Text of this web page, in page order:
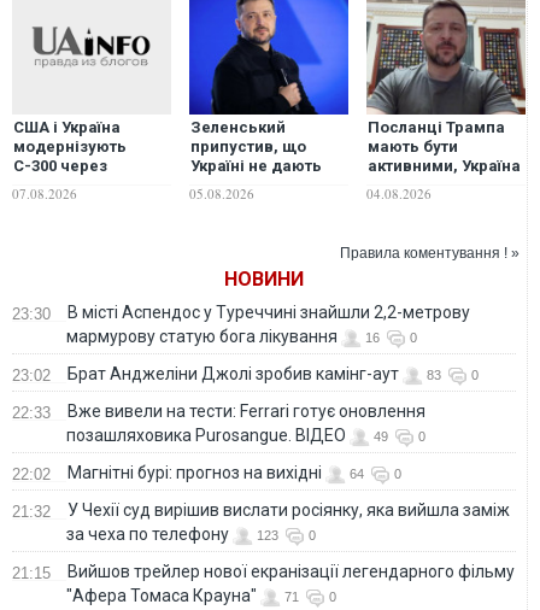
США і Україна
модернізують
С-300 через
Patriot, - ЗМІ
07.08.2026
Зеленський
припустив, що
Україні не дають
"зговірливою"
05.08.2026
Посланці Трампа
мають бути
активними, Україна
переговорів, -
04.08.2026
Правила коментування ! »
НОВИНИ
23:30
В місті Аспендос у Туреччині знайшли 2,2-метрову
мармурову статую бога лікування
16 0
23:02 Брат Анджеліни Джолі зробив камінг-аут 83 0
22:33
Вже вивели на тести: Ferrari готує оновлення
позашляховика Purosangue. ВІДЕО
49 0
22:02 Магнітні бурі: прогноз на вихідні 64 0
21:32
У Чехії суд вирішив вислати росіянку, яка вийшла заміж
за чеха по телефону
123 0
21:15
Вийшов трейлер нової екранізації легендарного фільму
"Афера Томаса Крауна"
71 0